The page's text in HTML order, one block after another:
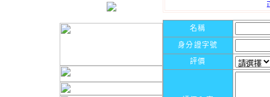
名稱
身分證字號
評價